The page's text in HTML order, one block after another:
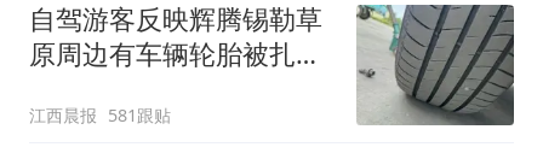
自驾游客反映辉腾锡勒草
原周边有车辆轮胎被扎，
元，官方发布情况通报
江西晨报 581跟贴